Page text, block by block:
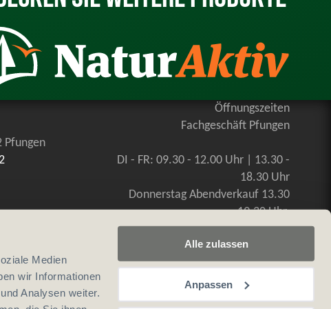
Medien
wir Informationen
Analysen weiter.
Alle zulassen
Anpassen
Pfungen
Öffnungszeiten
Fachgeschäft Pfungen
DI - FR: 09.30 - 12.00 Uhr | 13.30 -
18.30 Uhr
Donnerstag Abendverkauf 13.30
-19.30 Uhr
SA: 09.00 - 16.00 Uhr, durchgehend